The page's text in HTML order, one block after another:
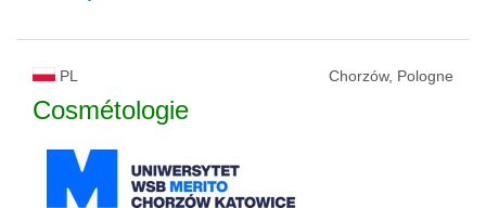
PL Chorzów, Pologne
Cosmétologie